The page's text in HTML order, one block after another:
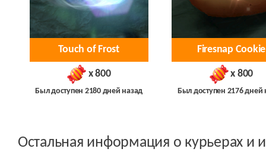
Touch of Frost
x 800
Был доступен 2180 дней назад
Firesnap Cookie
x 800
Был доступен 2176 дней
Остальная информация о курьерах и